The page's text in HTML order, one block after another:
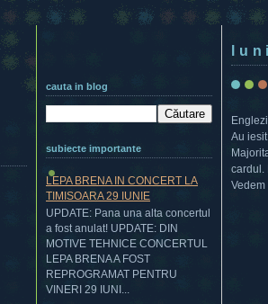
Au
cardul.
Vedem
cauta in blog
subiecte importante
LEPA BRENA IN CONCERT LA
TIMISOARA 29 IUNIE
UPDATE: Pana una alta concertul
a fost anulat! UPDATE: DIN
MOTIVE TEHNICE CONCERTUL
LEPA BRENA A FOST
REPROGRAMAT PENTRU
VINERI 29 IUNI...